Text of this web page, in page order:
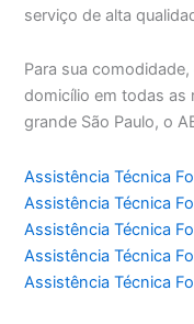
serviço de alta
Para sua
domicílio em todas as
grande São Paulo, o
Assistência Técnica
Assistência Técnica
Assistência Técnica
Assistência Técnica
Assistência Técnica